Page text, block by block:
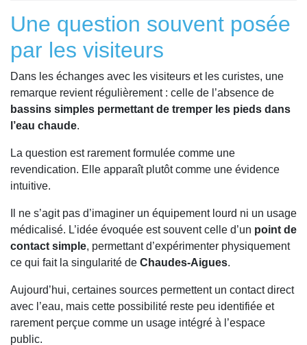
Une question souvent posée
par les visiteurs
Dans les échanges avec les visiteurs et les curistes, une
remarque revient régulièrement : celle de l’absence de
bassins simples permettant de tremper les pieds dans
l’eau chaude.
La question est rarement formulée comme une
revendication. Elle apparaît plutôt comme une évidence
intuitive.
Il ne s’agit pas d’imaginer un équipement lourd ni un usage
médicalisé. L’idée évoquée est souvent celle d’un point de
contact simple, permettant d’expérimenter physiquement
ce qui fait la singularité de Chaudes-Aigues.
Aujourd’hui, certaines sources permettent un contact direct
avec l’eau, mais cette possibilité reste peu identifiée et
rarement perçue comme un usage intégré à l’espace
public.